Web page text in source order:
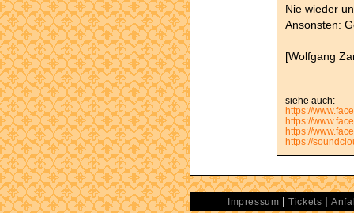
Nie wieder
Ansonsten:
[Wolfgang
siehe auch:
https://
https://
https://
https://
Impressum |Tickets |